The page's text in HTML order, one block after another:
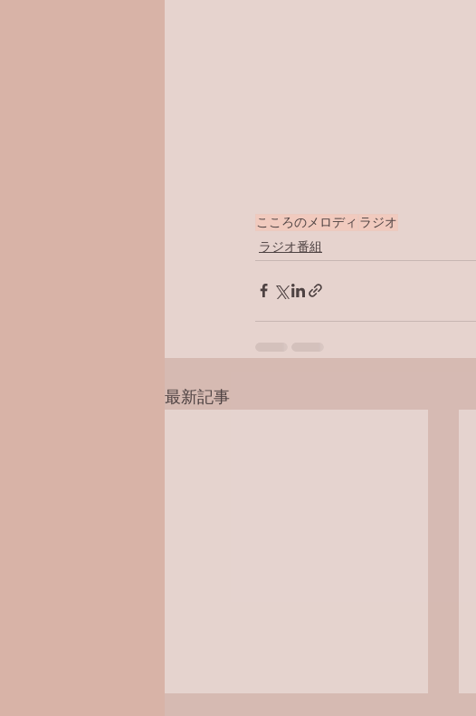
こころのメロディ ラジオ
ラジオ番組
最新記事